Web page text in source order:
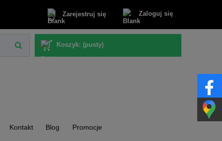
Zarejestruj się Zaloguj się
Koszyk: (pusty)
Kontakt Blog Promocje